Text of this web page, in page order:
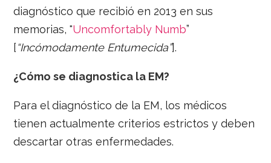
diagnóstico que recibió en 2013 en sus
memorias, "Uncomfortably Numb”
[“Incómodamente Entumecida”].
¿Cómo se diagnostica la EM?
Para el diagnóstico de la EM, los médicos
tienen actualmente criterios estrictos y deben
descartar otras enfermedades.